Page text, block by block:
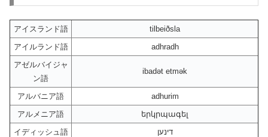
アイスランド語
tilbeiðsla
アイルランド語
adhradh
アゼルバイジャ
ン語
ibadət etmək
アルバニア語
adhurim
アルメニア語
երկրպագել
イディッシュ語
דינען